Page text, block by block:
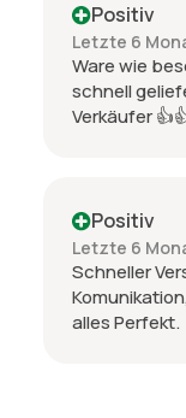
Positiv
Letzte 6
Ware wie
schnell
Verkäufer
Positiv
Letzte 6
Schneller
alles Perfekt.